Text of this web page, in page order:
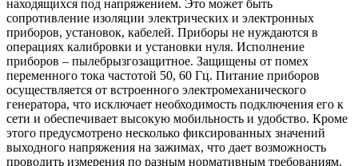
находящихся под напряжением. Это может быть
сопротивление изоляции электрических и электронных
приборов, установок, кабелей. Приборы не нуждаются в
операциях калибровки и установки нуля. Исполнение
приборов – пылебрызгозащитное. Защищены от помех
переменного тока частотой 50, 60 Гц. Питание приборов
осуществляется от встроенного электромеханического
генератора, что исключает необходимость подключения его к
сети и обеспечивает высокую мобильность и удобство. Кроме
этого предусмотрено несколько фиксированных значений
выходного напряжения на зажимах, что дает возможность
проводить измерения по разным нормативным требованиям.